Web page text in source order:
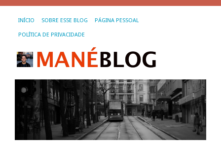
INÍCIO SOBRE ESSE BLOG PÁGINA PESSOAL
POLÍTICA DE PRIVACIDADE